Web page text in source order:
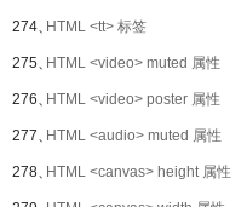
274、HTML <tt> 标签
275、HTML <video> muted 属性
276、HTML <video> poster 属性
277、HTML <audio> muted 属性
278、HTML <canvas> height 属性